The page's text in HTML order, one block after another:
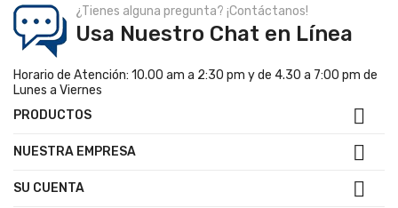
¿Tienes alguna pregunta? ¡Contáctanos!
Usa Nuestro Chat en Línea
Horario de Atención: 10.00 am a 2:30 pm y de 4.30 a 7:00 pm de
Lunes a Viernes
PRODUCTOS

NUESTRA EMPRESA 
SU CUENTA 